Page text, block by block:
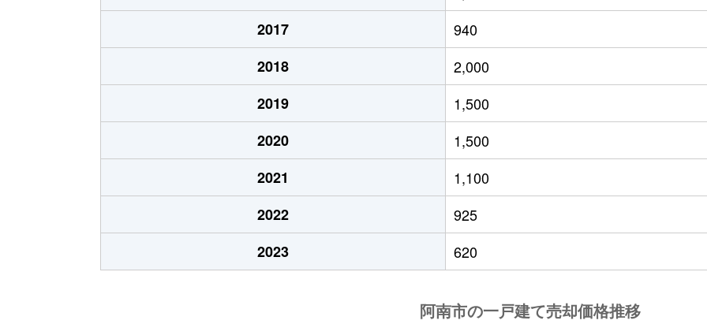
2017
940
2018
2,000
2019
1,500
2020
1,500
2021
1,100
2022
925
2023
620